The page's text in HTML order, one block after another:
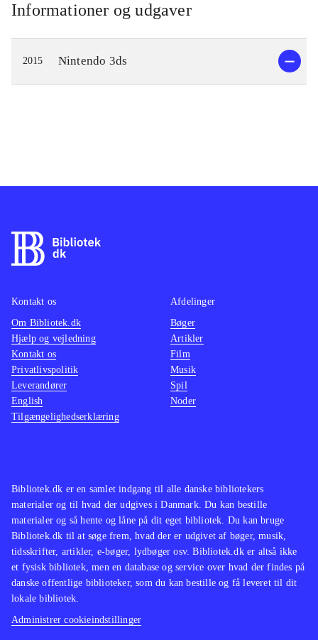
Informationer og udgaver
2015 Nintendo 3ds
Bibliotek.dk er en samlet indgang til alle danske bibliotekers
materialer og til hvad der udgives i Danmark. Du kan bestille
materialer og så hente og låne på dit eget bibliotek. Du kan bruge
Bibliotek.dk til at søge frem, hvad der er udgivet af bøger, musik,
tidsskrifter, artikler, e-bøger, lydbøger osv. Bibliotek.dk er altså ikke
et fysisk bibliotek, men en database og service over hvad der findes på
danske offentlige biblioteker, som du kan bestille og få leveret til dit
lokale bibliotek.
Administrer cookieindstillinger
Kontakt os
Om Bibliotek.dk
Hjælp og vejledning
Kontakt os
Privatlivspolitik
Leverandører
English
Tilgængelighedserklæring
Afdelinger
Bøger
Artikler
Film
Musik
Spil
Noder